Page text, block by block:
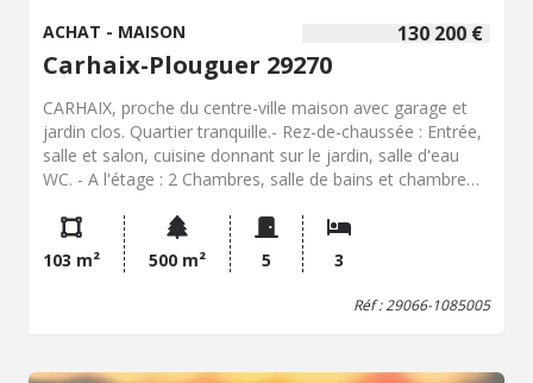
130 200 €
ACHAT - MAISON
Carhaix-Plouguer 29270
CARHAIX, proche du centre-ville maison avec garage et
jardin clos. Quartier tranquille.- Rez-de-chaussée : Entrée,
salle et salon, cuisine donnant sur le jardin, salle d'eau
WC. - A l'étage : 2 Chambres, salle de bains et chambre
Cave et garage au pignon. Terrasse.
103 m²
500 m² 5 3
Réf : 29066-1085005